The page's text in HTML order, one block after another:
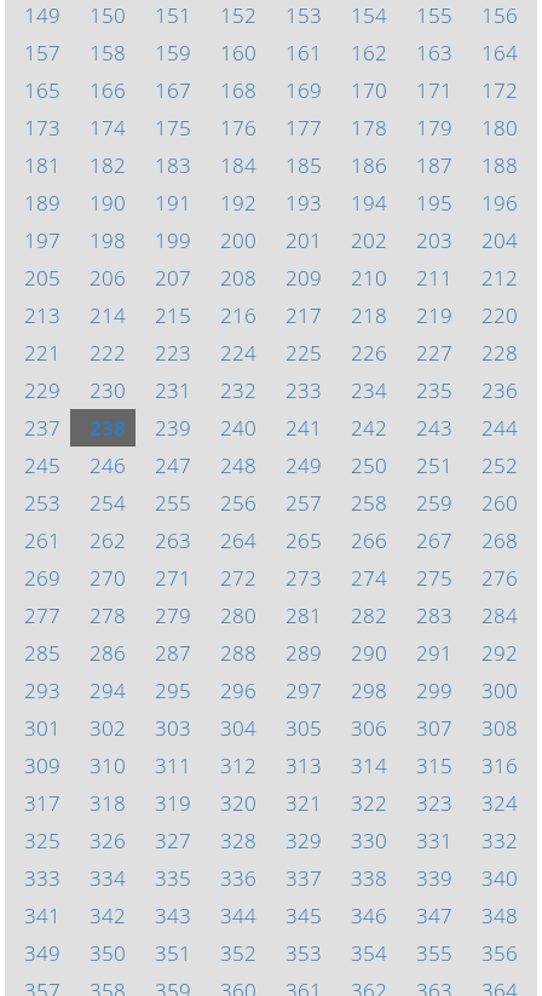
149
150 151 152 153 154 155
156
157
158 159 160 161 162 163
164
165
166 167 168 169 170 171
172
173
174 175 176 177 178 179
180
181
182 183 184 185 186 187
188
189
190 191 192 193 194 195
196
197
198 199 200 201 202 203
204
205
206 207 208 209 210 211
212
213
214 215 216 217 218 219
220
221
222 223 224 225 226 227
228
229
230 231 232 233 234 235
236
237
238 239 240 241 242 243
244
245
246 247 248 249 250 251
252
253
254 255 256 257 258 259
260
261
262 263 264 265 266 267
268
269
270 271 272 273 274 275
276
277
278 279 280 281 282 283
284
285
286 287 288 289 290 291
292
293
294 295 296 297 298 299
300
301
302 303 304 305 306 307
308
309
310 311 312 313 314 315
316
317
318 319 320 321 322 323
324
325
326 327 328 329 330 331
332
333
334 335 336 337 338 339
340
341
342 343 344 345 346 347
348
349
350 351 352 353 354 355
356